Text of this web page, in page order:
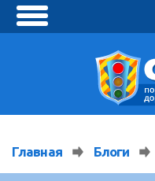
toggle
Главная Блоги